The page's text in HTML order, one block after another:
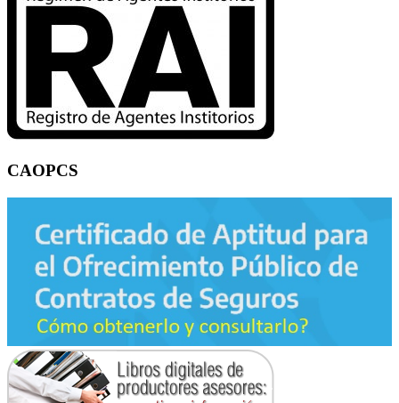
CAOPCS